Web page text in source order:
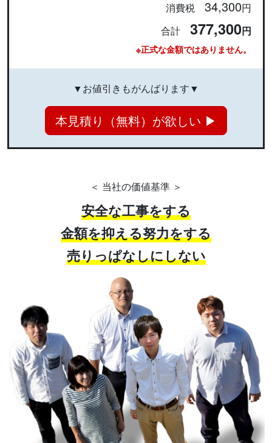
消費税 34,300円
合計 377,300円
※正式な金額ではありません。
▼お値引きもがんばります▼
本見積り（無料）が欲しい ▶
＜ 当社の価値基準 ＞
安全な工事をする
金額を抑える努力をする
売りっぱなしにしない